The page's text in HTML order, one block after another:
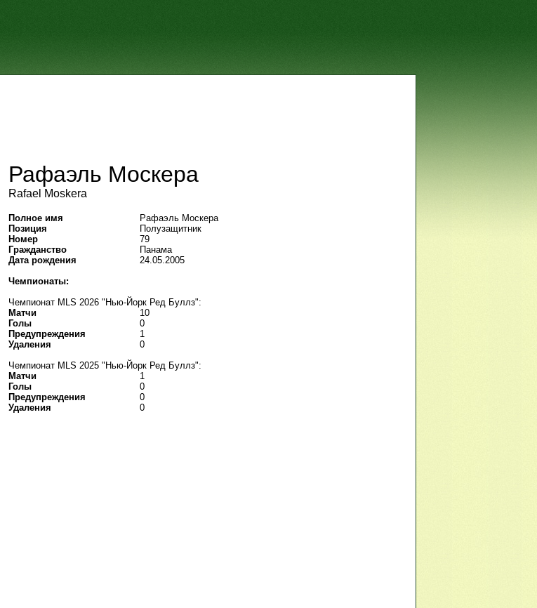
Рафаэль Москера
Rafael Moskera
Полное имя
Рафаэль Москера
Позиция
Полузащитник
Номер
79
Гражданство
Панама
Дата рождения
24.05.2005
Чемпионаты:
Чемпионат MLS 2026 "Нью-Йорк Ред Буллз":
Матчи
10
Голы
0
Предупреждения
1
Удаления
0
Чемпионат MLS 2025 "Нью-Йорк Ред Буллз":
Матчи
1
Голы
0
Предупреждения
0
Удаления
0